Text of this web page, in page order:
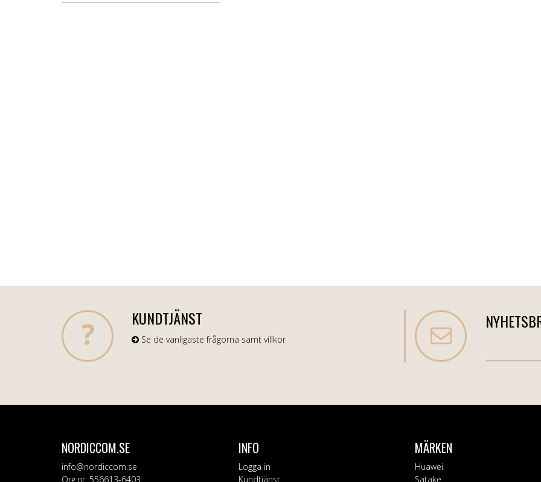
KUNDTJÄNST
Se de vanligaste frågorna samt villkor
NORDICCOM.SE
info@nordiccom.se
Org.nr: 556613-6403
INFO
Logga in
Kundtjänst
MÄRKEN
Huawei
Satake